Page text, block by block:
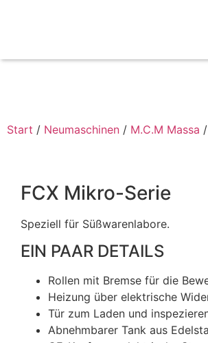
Start / Neumaschinen / M.C.M Massa /
FCX Mikro-Serie
Speziell für Süßwarenlabore.
EIN PAAR DETAILS
Rollen mit Bremse für die
Heizung über elektrische
Tür zum Laden und
Abnehmbarer Tank aus